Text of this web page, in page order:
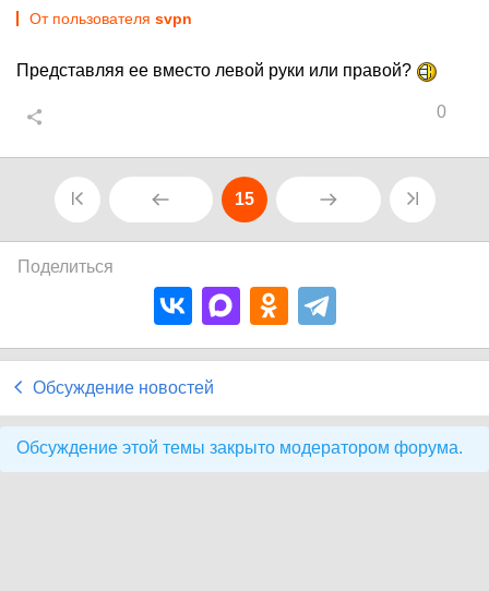
От пользователя svpn
Представляя ее вместо левой руки или правой?
0
15
Поделиться
Обсуждение новостей
Обсуждение этой темы закрыто модератором форума.